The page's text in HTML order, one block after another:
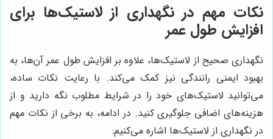
نکات مهم در نگهداری از لاستیک‌ها برای
افزایش طول عمر
نگهداری صحیح از لاستیک‌ها، علاوه بر افزایش طول عمر آن‌ها، به
بهبود ایمنی رانندگی نیز کمک می‌کند. با رعایت نکات ساده،
می‌توانید لاستیک‌های خود را در شرایط مطلوب نگه دارید و از
هزینه‌های اضافی جلوگیری کنید. در ادامه، به برخی از نکات مهم
در نگهداری از لاستیک‌ها اشاره می‌کنیم: